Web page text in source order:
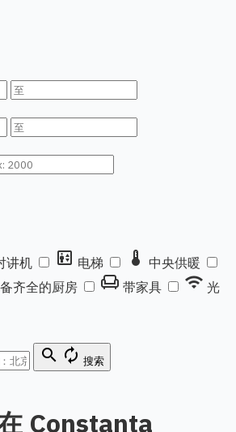
讲机 elevator 电梯 thermostat 中央供暖
齐全的厨房 chair 带家具 wifi 光
search autorenew 搜索
Constanta